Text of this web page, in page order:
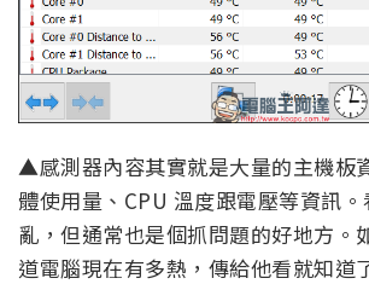
▲感測器內容其實就是大量的主機板
體使用量、CPU 溫度跟電壓等資訊
亂，但通常也是個抓問題的好地方。
道電腦現在有多熱，傳給他看就知道